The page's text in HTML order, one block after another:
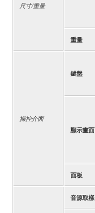
尺寸/重量
重量
操控介面
鍵盤
顯示畫面
面板
音源取樣